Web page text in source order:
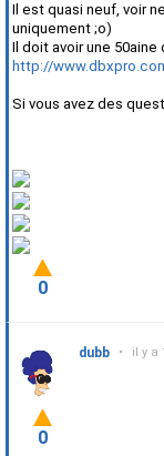
Il est quasi neuf, voir
uniquement ;o)
Il doit avoir une
http://
Si vous avez des
0
dubb • il y a
0